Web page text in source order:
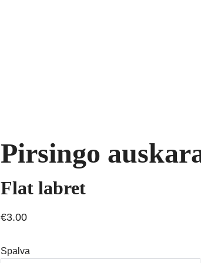
Pirsingo
Flat labret
€3.00
Spalva